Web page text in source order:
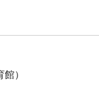
）